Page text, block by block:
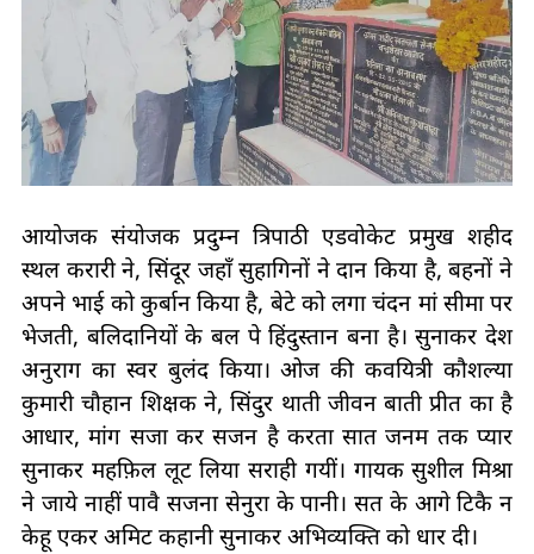
आयोजक संयोजक प्रदुम्न त्रिपाठी एडवोकेट प्रमुख शहीद
स्थल करारी ने, सिंदूर जहाँ सुहागिनों ने दान किया है, बहनों ने
अपने भाई को कुर्बान किया है, बेटे को लगा चंदन मां सीमा पर
भेजती, बलिदानियों के बल पे हिंदुस्तान बना है। सुनाकर देश
अनुराग का स्वर बुलंद किया। ओज की कवयित्री कौशल्या
कुमारी चौहान शिक्षक ने, सिंदुर थाती जीवन बाती प्रीत का है
आधार, मांग सजा कर सजन है करता सात जनम तक प्यार
सुनाकर महफ़िल लूट लिया सराही गयीं। गायक सुशील मिश्रा
ने जाये नाहीं पावै सजना सेनुरा के पानी। सत के आगे टिकै न
केहू एकर अमिट कहानी सुनाकर अभिव्यक्ति को धार दी।